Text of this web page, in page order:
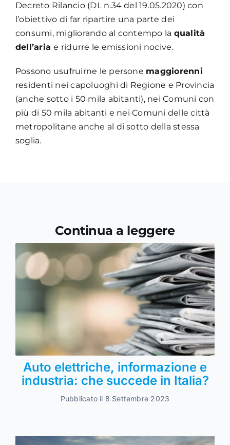
Decreto Rilancio (DL n.34 del 19.05.2020) con
l’obiettivo di far ripartire una parte dei
consumi, migliorando al contempo la qualità
dell’ariae ridurre le emissioni nocive.
Possono usufruirne le persone maggiorenni
residenti nei capoluoghi di Regione e Provincia
(anche sotto i 50 mila abitanti), nei Comuni con
più di 50 mila abitanti e nei Comuni delle città
metropolitane anche al di sotto della stessa
soglia.
Continua a leggere
Auto elettriche, informazione e
industria: che succede in Italia?
Pubblicato il 8 Settembre 2023